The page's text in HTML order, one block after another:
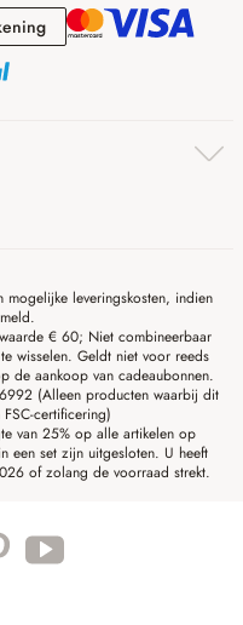
Rekening
leveringskosten, indien
€ 60; Niet combineerbaar
wisselen. Geldt niet voor reeds
de aankoop van cadeaubonnen.
(Alleen producten waarbij dit
certificering)
van 25% op alle artikelen op
een set zijn uitgesloten. U heeft
of zolang de voorraad strekt.